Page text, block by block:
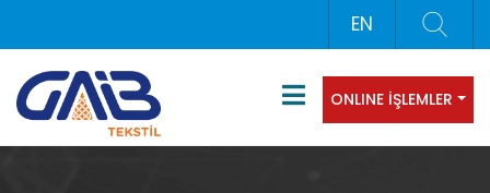
EN
ONLINE İŞLEMLER